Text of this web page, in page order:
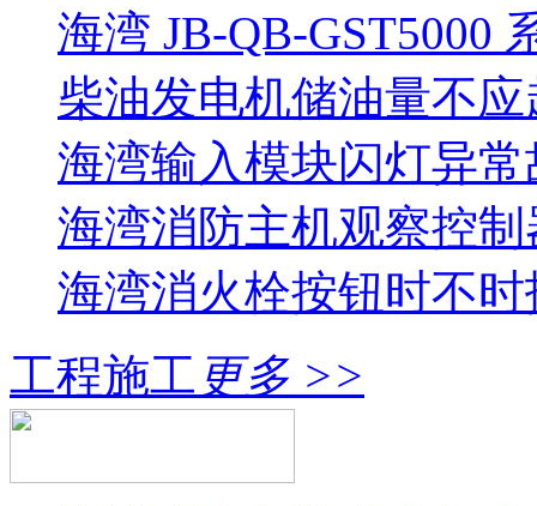
海湾 JB-QB-GST5000
柴油发电机储油量不应
海湾输入模块闪灯异
海湾消防主机观察控制
海湾消火栓按钮时不
工程施工 更多 >>